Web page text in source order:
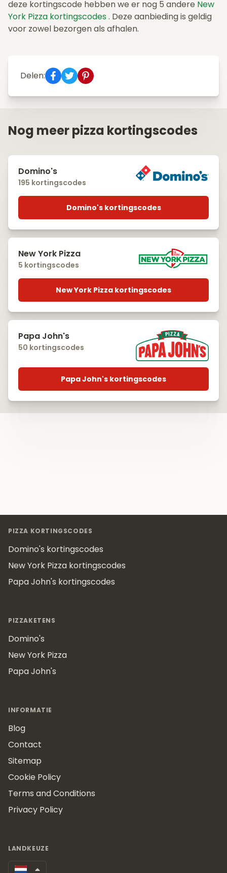
deze kortingscode hebben we er nog 5 andere New
York Pizza kortingscodes . Deze aanbieding is geldig
voor zowel bezorgen als afhalen.
Delen:
Nog meer pizza kortingscodes
Domino's
195 kortingscodes
Domino's kortingscodes
New York Pizza
5 kortingscodes
New York Pizza kortingscodes
Papa John's
50 kortingscodes
Papa John's kortingscodes
PIZZA KORTINGSCODES
Domino's kortingscodes
New York Pizza kortingscodes
Papa John's kortingscodes
PIZZAKETENS
Domino's
New York Pizza
Papa John's
INFORMATIE
Blog
Contact
Sitemap
Cookie Policy
Terms and Conditions
Privacy Policy
LANDKEUZE